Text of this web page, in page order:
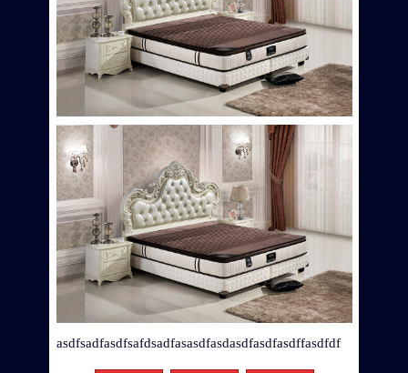
asdfsadfasdfsafdsadfasasdfasdasdfasdfasdffasdfdf